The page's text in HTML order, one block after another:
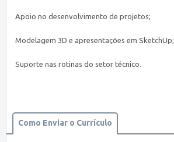
Apoio no desenvolvimento de projetos;
Modelagem 3D e apresentações em SketchUp;
Suporte nas rotinas do setor técnico.
Como Enviar o Currículo